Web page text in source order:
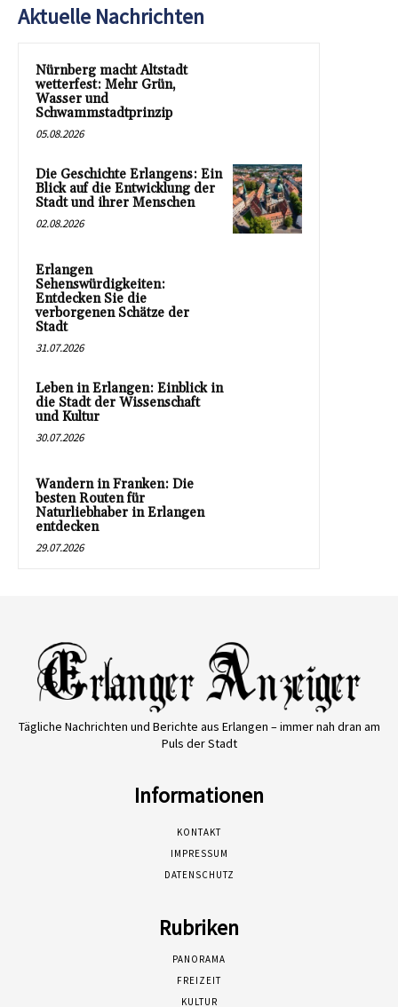
Aktuelle Nachrichten
Nürnberg macht Altstadt
wetterfest: Mehr Grün,
Wasser und
Schwammstadtprinzip
05.08.2026
Die Geschichte Erlangens: Ein
Blick auf die Entwicklung der
Stadt und ihrer Menschen
02.08.2026
Erlangen
Sehenswürdigkeiten:
Entdecken Sie die
verborgenen Schätze der
Stadt
31.07.2026
Leben in Erlangen: Einblick in
die Stadt der Wissenschaft
und Kultur
30.07.2026
Wandern in Franken: Die
besten Routen für
Naturliebhaber in Erlangen
entdecken
29.07.2026
Tägliche Nachrichten und Berichte aus Erlangen – immer nah dran am
Puls der Stadt
Informationen
KONTAKT
IMPRESSUM
DATENSCHUTZ
Rubriken
PANORAMA
FREIZEIT
KULTUR